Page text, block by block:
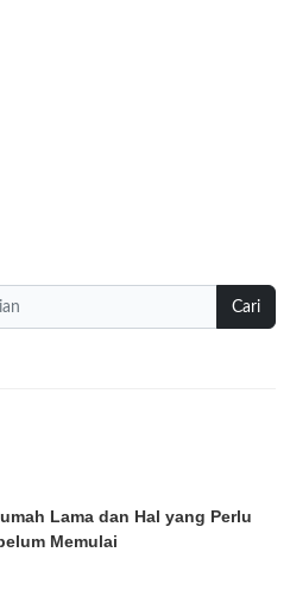
Cari
Lama dan Hal yang Perlu
Memulai